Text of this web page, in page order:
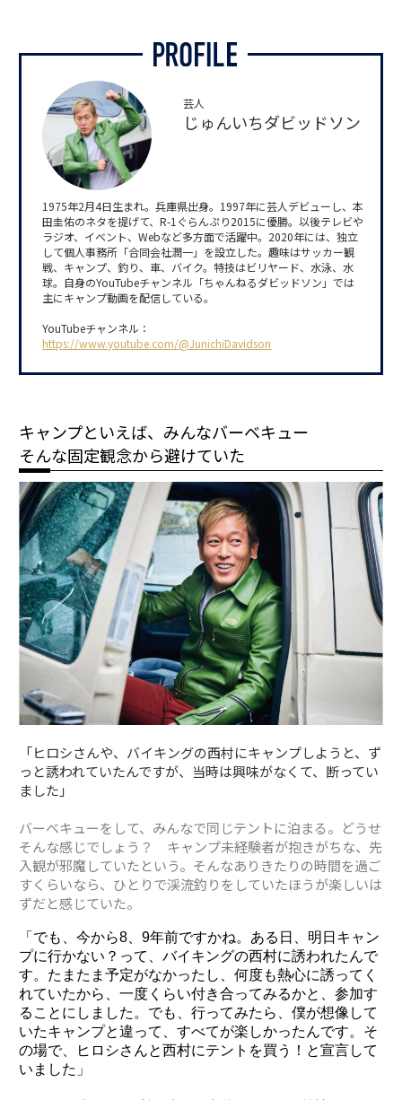
芸人
じゅんいちダビッドソン
1975年2月4日生まれ。兵庫県出身。1997年に芸人デビューし、本
田圭佑のネタを提げて、R-1ぐらんぷり2015に優勝。以後テレビや
ラジオ、イベント、Webなど多方面で活躍中。2020年には、独立
して個人事務所「合同会社潤一」を設立した。趣味はサッカー観
戦、キャンプ、釣り、車、バイク。特技はビリヤード、水泳、水
球。自身のYouTubeチャンネル「ちゃんねるダビッドソン」では
主にキャンプ動画を配信している。
YouTubeチャンネル：
https://www.youtube.com/@JunichiDavidson
キャンプといえば、みんなバーベキュー
そんな固定観念から避けていた
「ヒロシさんや、バイキングの西村にキャンプしようと、ず
っと誘われていたんですが、当時は興味がなくて、断ってい
ました」
バーベキューをして、みんなで同じテントに泊まる。どうせ
そんな感じでしょう？ キャンプ未経験者が抱きがちな、先
入観が邪魔していたという。そんなありきたりの時間を過ご
すくらいなら、ひとりで渓流釣りをしていたほうが楽しいは
ずだと感じていた。
「でも、今から8、9年前ですかね。ある日、明日キャン
プに行かない？って、バイキングの西村に誘われたんで
す。たまたま予定がなかったし、何度も熱心に誘ってく
れていたから、一度くらい付き合ってみるかと、参加す
ることにしました。でも、行ってみたら、僕が想像して
いたキャンプと違って、すべてが楽しかったんです。そ
の場で、ヒロシさんと西村にテントを買う！と宣言して
いました」